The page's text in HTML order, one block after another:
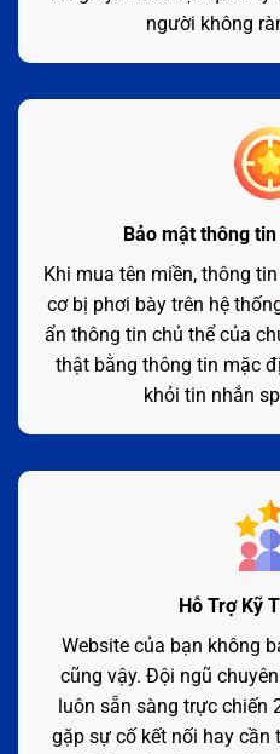
người không
Bảo mật thông
Khi mua tên miền, thông
cơ bị phơi bày trên hệ
ẩn thông tin chủ thể của
thật bằng thông tin mặc
khỏi tin nhắn
Hỗ Trợ Kỹ
Website của bạn không
cũng vậy. Đội ngũ
luôn sẵn sàng trực chiến
gặp sự cố kết nối hay cần